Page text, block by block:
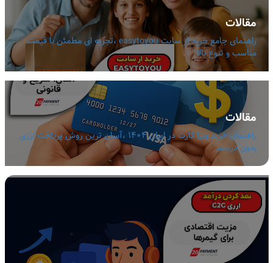
مقالات
راهنمای جامع خرید از سایت easytoyou ،تجربه ای مطمئن با قیمت
مناسب و تنوع بالا
مقالات
راهنمای خرید ویزا کارت در ایران 1404 ،آسان ترین روش پرداخت ارزی
بدون دردسر